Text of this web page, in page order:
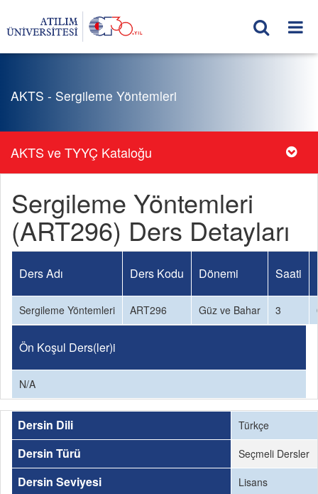
AKTS - Sergileme Yöntemleri
AKTS ve TYYÇ Kataloğu
Sergileme Yöntemleri
(ART296) Ders Detayları
Ders Adı Ders Kodu Dönemi Saati
Sergileme Yöntemleri ART296 Güz ve Bahar 3
Ön Koşul Ders(ler)i
N/A
Dersin Dili Türkçe
Dersin Türü Seçmeli Dersler
Dersin Seviyesi Lisans